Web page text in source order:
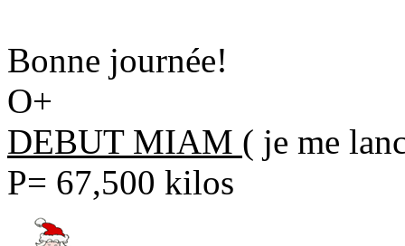
Bonne journée!
O+
DEBUT MIAM ( je me
P= 67,500 kilos